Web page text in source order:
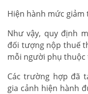
Hiện hành mức
Như vậy, quy định
đối tượng nộp thuế
mỗi người phụ
Các trường hợp đã
gia cảnh hiện hành